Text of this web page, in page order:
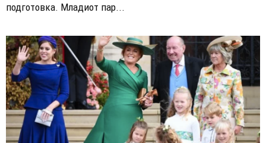
подготовка. Младиот пар...